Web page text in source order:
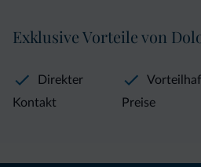
Exklusive Vorteile von
Direkter
Kontakt
Preise